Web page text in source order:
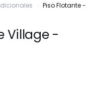
· Piso Flotante -
Village -